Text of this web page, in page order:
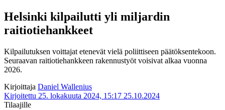
Helsinki kilpailutti yli miljardin
raitiotiehankkeet
Kilpailutuksen voittajat etenevät vielä poliittiseen päätöksentekoon.
Seuraavan raitiotiehankkeen rakennustyöt voisivat alkaa vuonna
2026.
Kirjoittaja Daniel Wallenius
Kirjoitettu 25. lokakuuta 2024, 15:17 25.10.2024
Tilaajille